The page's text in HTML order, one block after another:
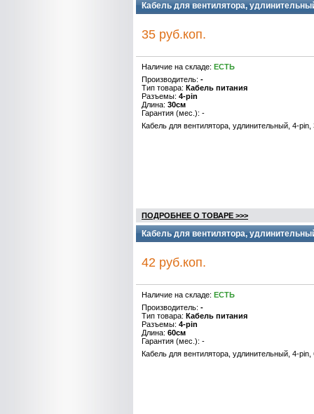
Кабель для вентилятора,
35 руб.коп.
Наличие на складе: ЕСТЬ
Производитель: -
Тип товара: Кабель питания
Разъемы: 4-pin
Длина: 30см
Гарантия (мес.): -
Кабель для вентилятора, удлинительный, 4-pin,
ПОДРОБНЕЕ О ТОВАРЕ >>>
Кабель для вентилятора,
42 руб.коп.
Наличие на складе: ЕСТЬ
Производитель: -
Тип товара: Кабель питания
Разъемы: 4-pin
Длина: 60см
Гарантия (мес.): -
Кабель для вентилятора, удлинительный, 4-